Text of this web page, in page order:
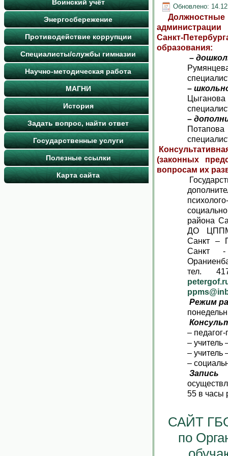
Воинский учёт
Энергосбережение
Противодействие коррупции
Специалисты/службы гимназии
Научно-методическая работа
МАГНИ
История
Задать вопрос, найти ответ
Государственные услуги
Полезные ссылки
Карта сайта
Обновлено:
Санкт-
образования:
–
–
–
(законных
вопросам их
района
ДО
Санкт –
Санкт -
тел.
Режим
– педагог-
– учитель
– учитель
–
55 в часы
САЙТ
по